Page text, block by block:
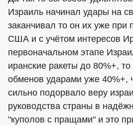
Израиль начинал удары на
заканчивал то он их уже при
США и с учётом интересов
первоначальном этапе
иранские ракеты до 80%+,
обменов ударами уже 40%+,
сильно подорвало веру
руководства страны в
"куполов с пращами" и это